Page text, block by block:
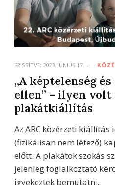
FRISSÍTVE: 2023. JÚNIUS 17.
„A képtelenség
ellen” – ilyen volt
plakátkiállítás
Az ARC közérzeti
(fizikálisan nem létező)
előtt. A plakátok szokás
jelenleg foglalkoztató
igyekeztek bemutatni.